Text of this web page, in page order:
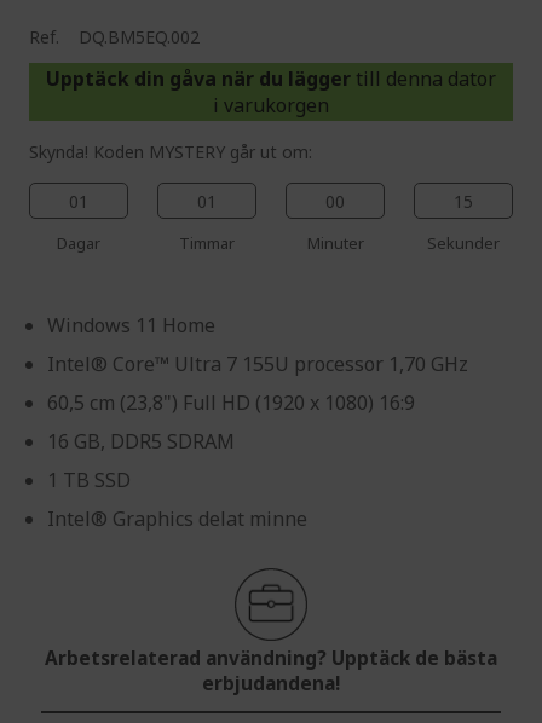
Ref. DQ.BM5EQ.002
Upptäck din gåva när du lägger till denna dator
i varukorgen
Skynda! Koden MYSTERY går ut om:
01
Dagar
01
Timmar
00
Minuter
14
Sekunder
Windows 11 Home
Intel® Core™ Ultra 7 155U processor 1,70 GHz
60,5 cm (23,8") Full HD (1920 x 1080) 16:9
16 GB, DDR5 SDRAM
1 TB SSD
Intel® Graphics delat minne
Arbetsrelaterad användning? Upptäck de bästa
erbjudandena!